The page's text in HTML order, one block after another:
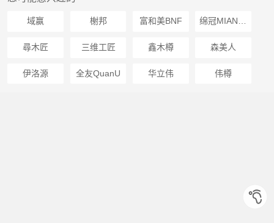
域赢 榭邦 富和美BNF
尋木匠 三维工匠 鑫木樽 森美人
伊洛源 全友QuanU 华立伟 伟樽